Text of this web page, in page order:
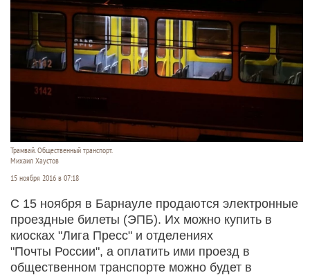
Трамвай. Общественный транспорт.
Михаил Хаустов
15 ноября 2016 в 07:18
С 15 ноября в Барнауле продаются электронные
проездные билеты (ЭПБ). Их можно купить в
киосках "Лига Пресс" и отделениях
"Почты России", а оплатить ими проезд в
общественном транспорте можно будет в